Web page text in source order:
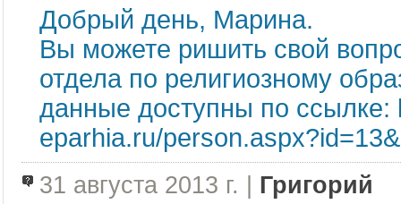
Добрый день, Марина.
Вы можете ришить свой
отдела по религиозному
данные доступны по ссылке:
eparhia.ru/
31 августа 2013 г. | Григорий